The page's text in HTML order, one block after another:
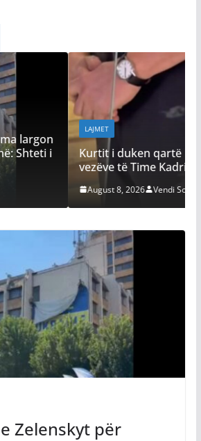
qartë në pantallona njollat e
Kadriajt
Zelenskyt për